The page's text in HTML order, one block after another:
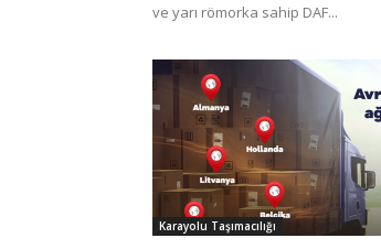
ve yarı römorka sahip DAF...
Karayolu Taşımacılığı